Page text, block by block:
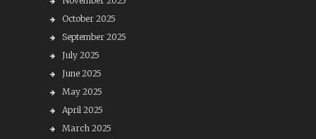
October 2025
September 2025
July 2025
June 2025
May 2025
April 2025
March 2025